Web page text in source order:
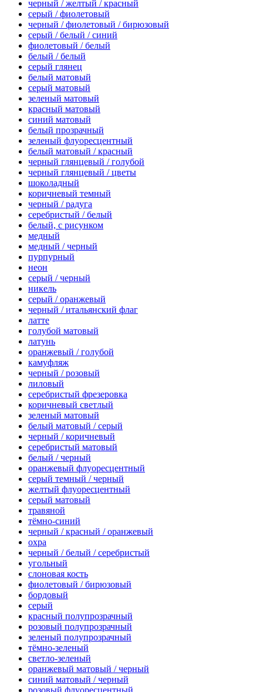
черный / желтый / красный
серый / фиолетовый
черный / фиолетовый / бирюзовый
серый / белый / синий
фиолетовый / белый
белый / белый
серый глянец
белый матовый
серый матовый
зеленый матовый
красный матовый
синий матовый
белый прозрачный
зеленый флуоресцентный
белый матовый / красный
черный глянцевый / голубой
черный глянцевый / цветы
шоколадный
коричневый темный
черный / радуга
серебристый / белый
белый, с рисунком
медный
медный / черный
пурпурный
неон
серый / черный
никель
серый / оранжевый
черный / итальянский флаг
латте
голубой матовый
латунь
оранжевый / голубой
камуфляж
черный / розовый
лиловый
серебристый фрезеровка
коричневый светлый
зеленый матовый
белый матовый / серый
черный / коричневый
серебристый матовый
белый / черный
оранжевый флуоресцентный
серый темный / черный
желтый флуоресцентный
серый матовый
травяной
тёмно-синий
черный / красный / оранжевый
охра
черный / белый / серебристый
угольный
слоновая кость
фиолетовый / бирюзовый
бордовый
серый
красный полупрозрачный
розовый полупрозрачный
зеленый полупрозрачный
тёмно-зеленый
светло-зеленый
оранжевый матовый / черный
синий матовый / черный